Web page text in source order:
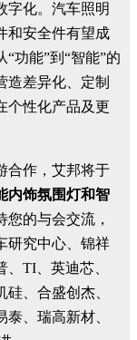
字化。汽车照明
和安全件有望成
功能”到“智能”的
造差异化、定制
个性化产品及更
合作，艾邦将于
内饰氛围灯和智
的与会交流，
研究中心、锦祥
TI、英迪芯、
、合盛创杰、
、瑞高新材、